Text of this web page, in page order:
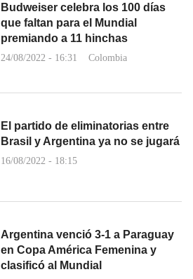
Budweiser celebra los 100 días
que faltan para el Mundial
premiando a 11 hinchas
24/08/2022 - 16:31 Colombia
El partido de eliminatorias entre
Brasil y Argentina ya no se jugará
16/08/2022 - 18:15
Argentina venció 3-1 a Paraguay
en Copa América Femenina y
clasificó al Mundial